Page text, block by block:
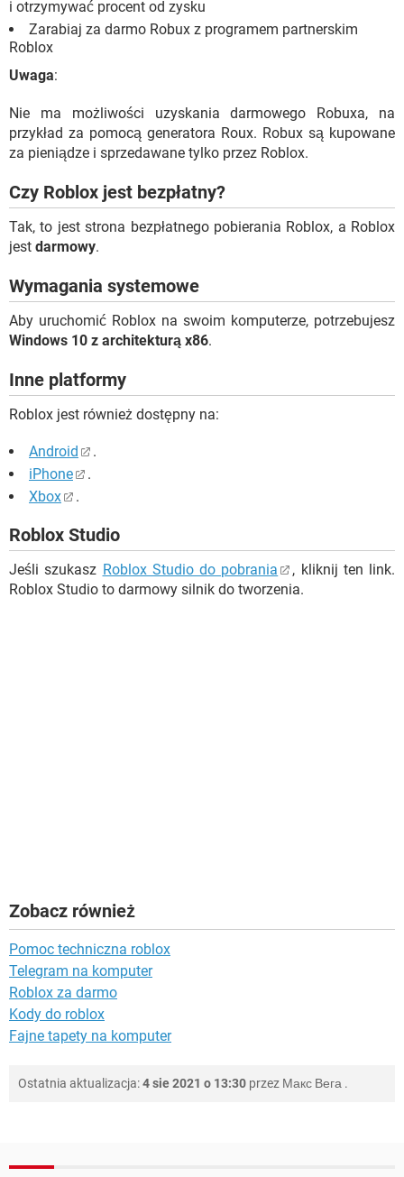
i otrzymywać procent od zysku
Zarabiaj za darmo Robux z programem partnerskim
Roblox
Uwaga:
Nie ma możliwości uzyskania darmowego Robuxa, na
przykład za pomocą generatora Roux. Robux są kupowane
za pieniądze i sprzedawane tylko przez Roblox.
Czy Roblox jest bezpłatny?
Tak, to jest strona bezpłatnego pobierania Roblox, a Roblox
jest darmowy.
Wymagania systemowe
Aby uruchomić Roblox na swoim komputerze, potrzebujesz
Windows 10 z architekturą x86.
Inne platformy
Roblox jest również dostępny na:
Android
.
iPhone
.
Xbox
.
Roblox Studio
Jeśli szukasz Roblox Studio do pobrania
, kliknij ten link.
Roblox Studio to darmowy silnik do tworzenia.
Zobacz również
Pomoc techniczna roblox
Telegram na komputer
Roblox za darmo
Kody do roblox
Fajne tapety na komputer
Ostatnia aktualizacja:4 sie 2021 o 13:30 przez Макс Вега .